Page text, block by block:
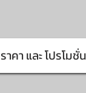
ราคา และ โปรโมชั่น